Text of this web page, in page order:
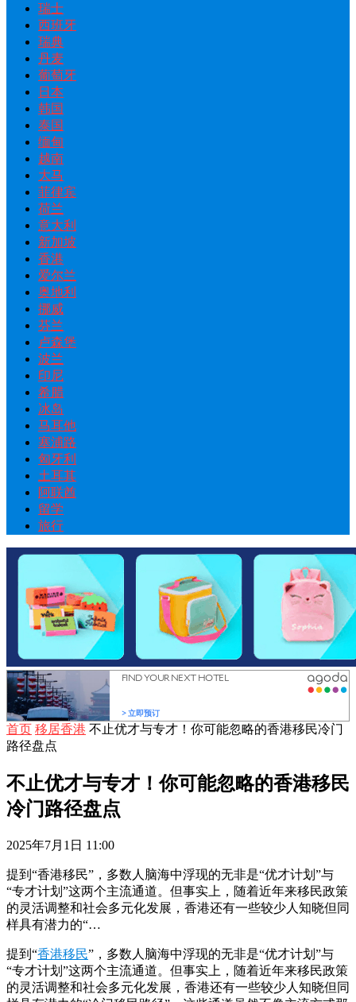
瑞士
西班牙
瑞典
丹麦
葡萄牙
日本
韩国
泰国
缅甸
越南
大马
菲律宾
荷兰
意大利
新加坡
香港
爱尔兰
奥地利
挪威
芬兰
卢森堡
波兰
印尼
希腊
冰岛
马耳他
塞浦路
匈牙利
土耳其
阿联酋
留学
旅行
首页 移居香港 不止优才与专才！你可能忽略的香港移民冷门
路径盘点
不止优才与专才！你可能忽略的香港移民
冷门路径盘点
2025年7月1日 11:00
提到“香港移民”，多数人脑海中浮现的无非是“优才计划”与
“专才计划”这两个主流通道。但事实上，随着近年来移民政策
的灵活调整和社会多元化发展，香港还有一些较少人知晓但同
样具有潜力的“…
提到“香港移民”，多数人脑海中浮现的无非是“优才计划”与
“专才计划”这两个主流通道。但事实上，随着近年来移民政策
的灵活调整和社会多元化发展，香港还有一些较少人知晓但同